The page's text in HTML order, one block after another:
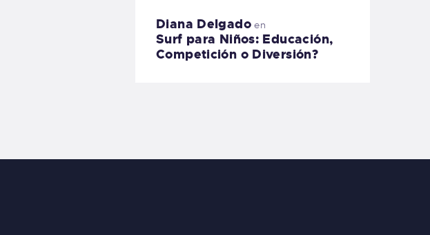
Diana Delgadoen
Surf para Niños: Educación,
Competición o Diversión?